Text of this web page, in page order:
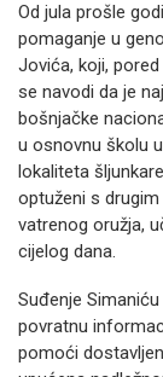
Od jula prošle
pomaganje u
Jovića, koji,
se navodi da je
bošnjačke
u osnovnu školu
lokaliteta
optuženi s
vatrenog oružja,
cijelog dana.
Suđenje
povratnu
pomoći